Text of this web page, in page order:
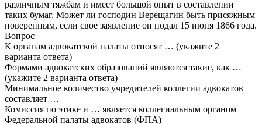
различным тяжбам и имеет большой опыт в составлении
таких бумаг. Может ли господин Верещагин быть присяжным
поверенным, если свое заявление он подал 15 июня 1866 года.
Вопрос
К органам адвокатской палаты относят … (укажите 2
варианта ответа)
Формами адвокатских образований являются такие, как …
(укажите 2 варианта ответа)
Минимальное количество учредителей коллегии адвокатов
составляет …
Комиссия по этике и … является коллегиальным органом
Федеральной палаты адвокатов (ФПА)